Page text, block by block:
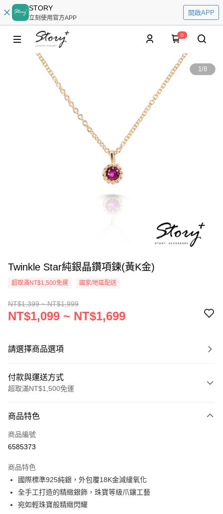
STORY
立刻使用官方APP
開啟APP
0
1/8
Twinkle Star純銀晶鑽項鍊(黃K金)
超取滿NT$1,500免運 國家/地區配送
NT$1,399 ~ NT$1,999
NT$1,099 ~ NT$1,699
請選擇商品選項
付款與運送方式
超取滿NT$1,500免運
信用卡一次付款
信用卡分期付款
合作金庫商業銀行
華南商業銀行
彰化商業銀行
上海商業儲蓄銀行
台北富邦商業銀行
國泰世華商業銀行
6 期 0 利率 每期
華南商業銀行
彰化商業銀行
上海商業儲蓄銀行
超商取貨付款
LINE Pay
商品特色
商品編號
6585373
商品特色
國際標準925純銀，外包覆18K金減緩氧化
全手工打造的精緻銀飾，珠寶等級爪鑲工藝
宛如輕珠寶般精緻閃耀